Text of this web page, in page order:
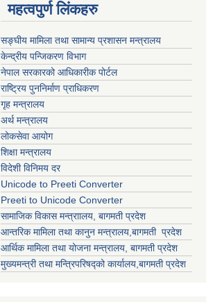
महत्वपुर्ण लिंकहरु
सङ्घीय मामिला तथा सामान्य प्रशासन मन्त्रालय
केन्द्रीय पन्जिकरण विभाग
नेपाल सरकारको आधिकारीक पोर्टल
राष्ट्रिय पुननिर्माण प्राधिकरण
गृह मन्त्रालय
अर्थ मन्त्रालय
लोकसेवा आयोग
शिक्षा मन्त्रालय
विदेशी विनिमय दर
Unicode to Preeti Converter
Preeti to Unicode Converter
सामाजिक विकास मन्त्राालय, बागमती प्रदेश
आन्तरिक मामिला तथा कानुन मन्त्रालय,बागमती प्रदेश
आर्थिक मामिला तथा योजना मन्त्रालय, बागमती प्रदेश
मुख्यमन्त्री तथा मन्त्रिपरिषद्को कार्यालय,बागमती प्रदेश